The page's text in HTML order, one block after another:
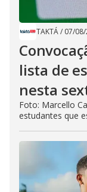
TAKTÁ/ 07/
lista de
nesta
Foto: Marcello
estudantes que